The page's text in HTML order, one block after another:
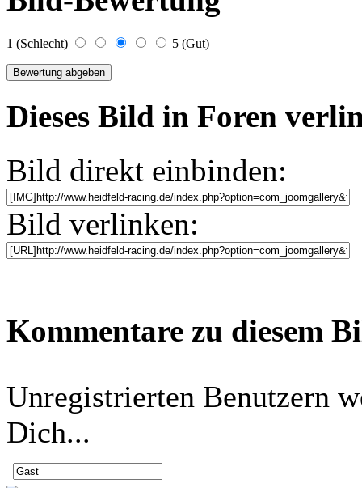
1 (Schlecht) 5 (Gut)
Dieses Bild in Foren
Bild direkt einbinden:
Bild verlinken:
Kommentare zu diesem
Unregistrierten Benutzern
Dich...